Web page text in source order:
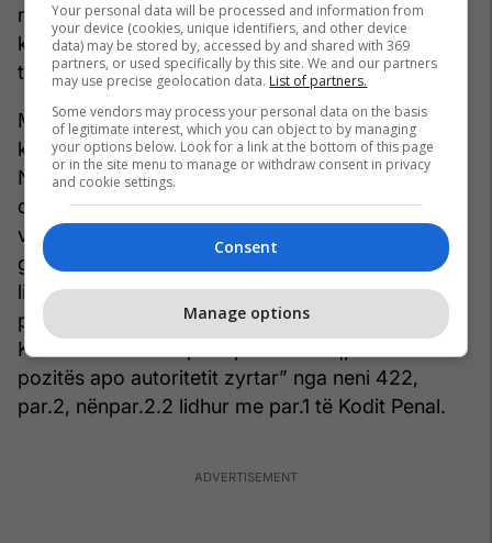
mundësi prokurorit për t’u deklaruar ose për ta
korrigjuar dhe plotësuar aktakuzën në mënyrë që
të jetë në përputhje me nenin 241 të KPPRK-së.
Më pas, më 10 nëntor 2020, Prokuroria Speciale
kishte përpiluar aktakuzën, sipas së cilës,
Nedeljko Spasojeviq, Marko Roshiq, Rade Basara
dhe Silvana Arsoviq ngarkohen se kanë kryer
veprën penale “Pjesëmarrja dhe organizimi i
grupit kriminal të organizuar” nga neni 283, par.3
lidhur me par.1 të Kodit Penal, lidhur me veprat
penale “Vrasje rëndë” nga neni 179, par.1.9 të
Kodit Penal dhe veprën penale “Keqpërdorim i
pozitës apo autoritetit zyrtar” nga neni 422,
par.2, nënpar.2.2 lidhur me par.1 të Kodit Penal.
Your personal data will be processed and information from
your device (cookies, unique identifiers, and other device
data) may be stored by, accessed by and shared with 369
partners, or used specifically by this site. We and our partners
may use precise geolocation data. List of partners.
Some vendors may process your personal data on the basis
of legitimate interest, which you can object to by managing
your options below. Look for a link at the bottom of this page
or in the site menu to manage or withdraw consent in privacy
and cookie settings.
Consent
Manage options